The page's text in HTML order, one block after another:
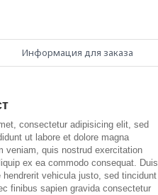
Информация для заказа
consectetur adipisicing elit, sed
ut labore et dolore magna
veniam, quis nostrud exercitation
ex ea commodo consequat. Duis
hendrerit vehicula justo, sed tincidunt
finibus sapien gravida consectetur